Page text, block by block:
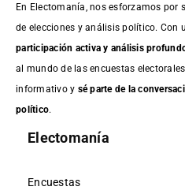
En Electomanía, nos esforzamos por
de elecciones y análisis político. Con
participación activa y análisis
al mundo de las encuestas
informativo y sé parte de la
político.
Electomanía
Encuestas